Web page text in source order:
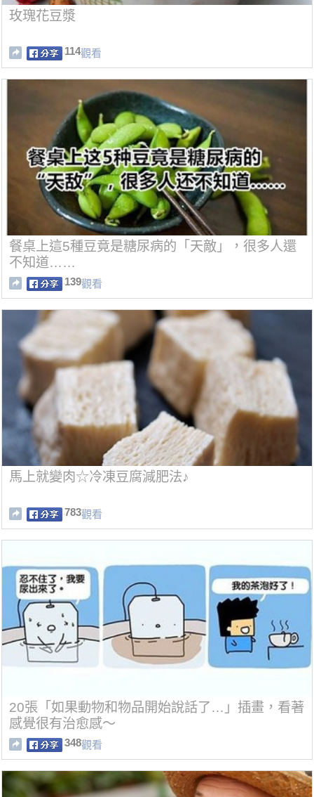
玫瑰花豆漿
114觀看
餐桌上這5種豆竟是糖尿病的「天敵」，很多人還
不知道……
139觀看
馬上就變肉☆冷凍豆腐減肥法♪
783觀看
20張「如果動物和物品開始說話了…」插畫，看著
感覺很有治愈感～
348觀看